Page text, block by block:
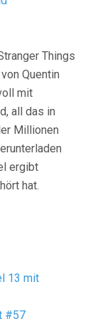
Things
Quentin
mit
all das in
Millionen
ergibt
hat.
13 mit
#57